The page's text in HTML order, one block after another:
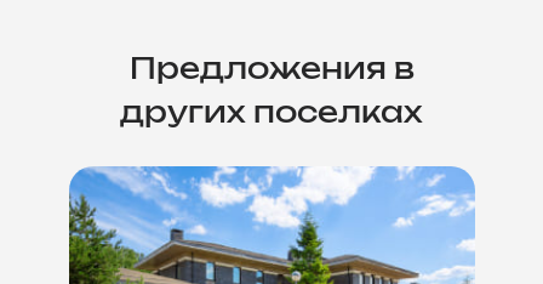
Предложения в
других поселках